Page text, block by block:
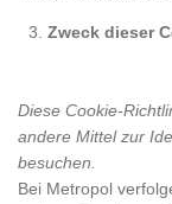
Zweck dieser
Diese Cookie-
andere Mittel zur
besuchen.
Bei Metropol